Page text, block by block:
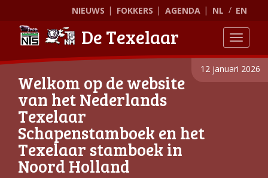
NIEUWS FOKKERS AGENDA NL EN
De Texelaar
12 januari 2026
Welkom op de website
van het Nederlands
Texelaar
Schapenstamboek en het
Texelaar stamboek in
Noord Holland